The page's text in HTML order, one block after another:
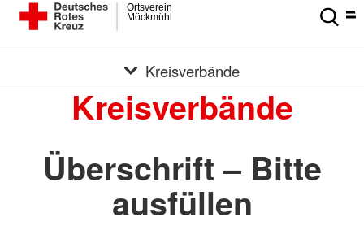
Möckmühl
Ortsverein
Kreisverbände
Kreisverbände
Überschrift – Bitte
ausfüllen